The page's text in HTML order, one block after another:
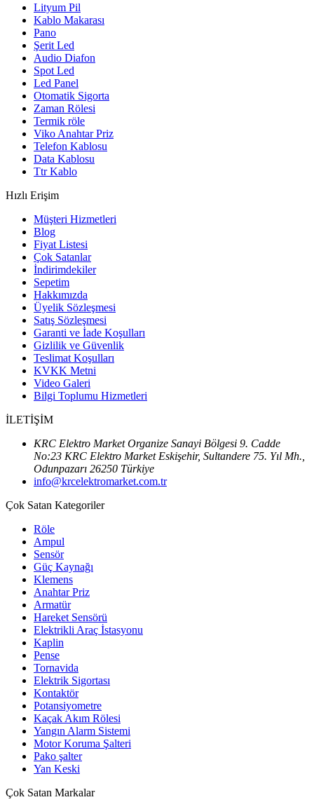
Lityum Pil
Kablo Makarası
Pano
Şerit Led
Audio Diafon
Spot Led
Led Panel
Otomatik Sigorta
Zaman Rölesi
Termik röle
Viko Anahtar Priz
Telefon Kablosu
Data Kablosu
Ttr Kablo
Hızlı Erişim
Müşteri Hizmetleri
Blog
Fiyat Listesi
Çok Satanlar
İndirimdekiler
Sepetim
Hakkımızda
Üyelik Sözleşmesi
Satış Sözleşmesi
Garanti ve İade Koşulları
Gizlilik ve Güvenlik
Teslimat Koşulları
KVKK Metni
Video Galeri
Bilgi Toplumu Hizmetleri
İLETİŞİM
KRC Elektro Market Organize Sanayi Bölgesi 9. Cadde
No:23 KRC Elektro Market Eskişehir, Sultandere 75. Yıl Mh.,
Odunpazarı 26250 Türkiye
info@krcelektromarket.com.tr
Çok Satan Kategoriler
Röle
Ampul
Sensör
Güç Kaynağı
Klemens
Anahtar Priz
Armatür
Hareket Sensörü
Elektrikli Araç İstasyonu
Kaplin
Pense
Tornavida
Elektrik Sigortası
Kontaktör
Potansiyometre
Kaçak Akım Rölesi
Yangın Alarm Sistemi
Motor Koruma Şalteri
Pako şalter
Yan Keski
Çok Satan Markalar